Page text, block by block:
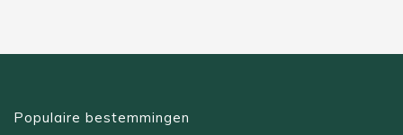
Populaire bestemmingen